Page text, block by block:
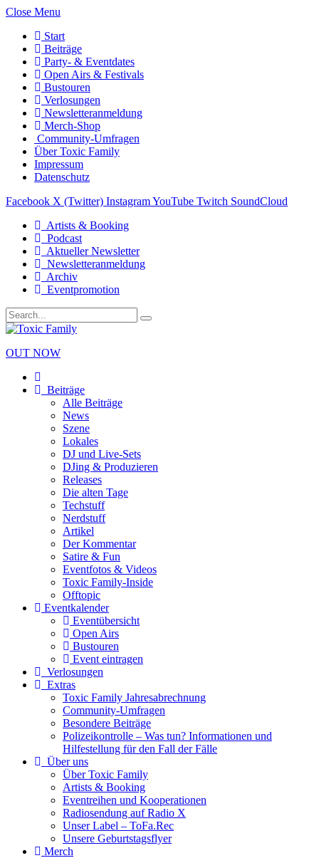
Close Menu
Start
Beiträge
Party- & Eventdates
Open Airs & Festivals
Bustouren
Verlosungen
Newsletteranmeldung
Merch-Shop
Community-Umfragen
Über Toxic Family
Impressum
Datenschutz
Facebook X (Twitter) InstagramYouTube Twitch SoundCloud
Artists & Booking
Podcast
Aktueller Newsletter
Newsletteranmeldung
Archiv
Eventpromotion
OUT NOW
Beiträge
Alle Beiträge
News
Szene
Lokales
DJ und Live-Sets
DJing & Produzieren
Releases
Die alten Tage
Techstuff
Nerdstuff
Artikel
Der Kommentar
Satire & Fun
Eventfotos & Videos
Toxic Family-Inside
Offtopic
Eventkalender
Eventübersicht
Open Airs
Bustouren
Event eintragen
Verlosungen
Extras
Toxic Family Jahresabrechnung
Community-Umfragen
Besondere Beiträge
Polizeikontrolle – Was tun? Informationen und
Hilfestellung für den Fall der Fälle
Über uns
Über Toxic Family
Artists & Booking
Eventreihen und Kooperationen
Radiosendung auf Radio X
Unser Label – ToFa.Rec
Unsere Geburtstagsflyer
Merch